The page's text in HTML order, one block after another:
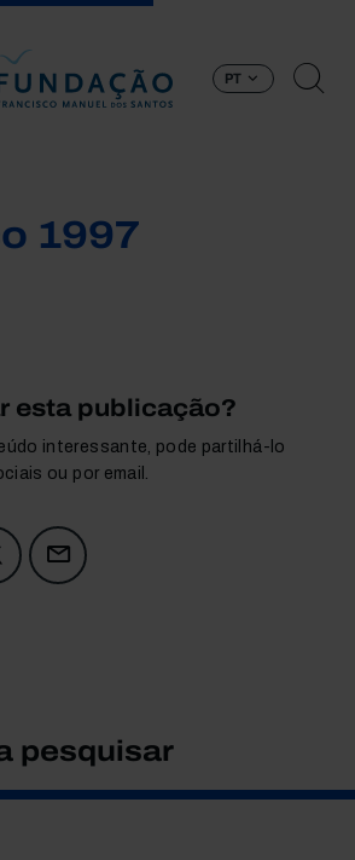
PT
1997
esta publicação?
interessante, pode partilhá-lo
ou por email.
pesquisar